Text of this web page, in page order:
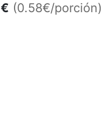
€ (0.58€/porción)